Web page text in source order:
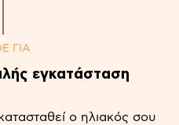
ΓΙΑ
εγκατάσταση
ο ηλιακός σου